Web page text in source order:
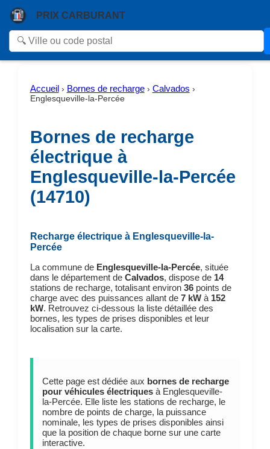
PRIX CARBURANT
Accueil › Bornes de recharge› Calvados ›
Englesqueville-la-Percée
Bornes de recharge
électrique à
Englesqueville-la-Percée
(14710)
Recharge électrique à Englesqueville-la-
Percée
La commune de Englesqueville-la-Percée, située
dans le département de Calvados, dispose de 14
stations de recharge, totalisant environ 36points de
charge avec des puissances allant de 7 kWà 152
kW. Retrouvez ci-dessous la liste détaillée des
bornes, les types de prises disponibles et leur
localisation sur la carte.
Cette page est dédiée aux bornes de recharge
pour véhicules électriquesà Englesqueville-
la-Percée. Elle liste les stations de recharge, le
nombre de points de charge, la puissance
nominale, les types de prises disponibles ainsi
que la position de chaque borne sur une carte
interactive.